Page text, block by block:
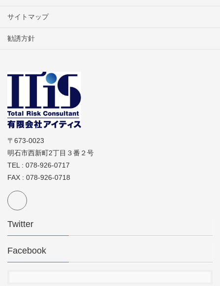
サイトマップ
勧誘方針
〒673-0023
明石市西新町2丁目３番２号
TEL : 078-926-0717
FAX : 078-926-0718
Twitter
Facebook